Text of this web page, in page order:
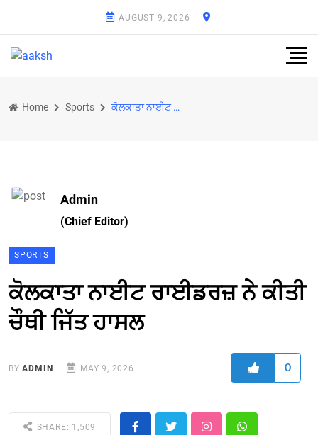
AUGUST 9, 2026
Home Sports ਕੋਲਕਾਤਾ ਨਾਈਟ ਰਾਈਡਰਜ਼ ਨੇ ਕੀਤੀ ਚੌਥੀ ਜਿੱਤ ਹਾਸਲ
Admin
(Chief Editor)
SPORTS
ਕੋਲਕਾਤਾ ਨਾਈਟ ਰਾਈਡਰਜ਼ ਨੇ ਕੀਤੀ
ਚੌਥੀ ਜਿੱਤ ਹਾਸਲ
BYADMIN MAY 9, 2026 0
SHARE: 1,509